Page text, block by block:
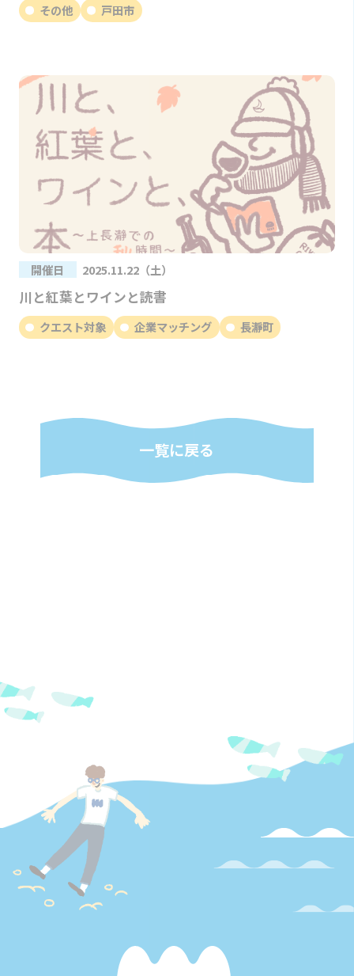
その他 戸田市
開催日 2025.11.22（土）
川と紅葉とワインと読書
クエスト対象 企業マッチング 長瀞町
一覧に戻る